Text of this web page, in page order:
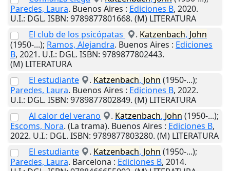
Paredes, Laura. Buenos Aires : Ediciones B, 2020.
U.I.: DGL. ISBN: 9789877801668. (M) LITERATURA
El club de los psicópatas
. Katzenbach, John
(1950-...); Ramos, Alejandra. Buenos Aires : Ediciones
B, 2021. U.I.: DGL. ISBN: 9789877802443.
(M) LITERATURA
El estudiante
. Katzenbach, John (1950-...);
Paredes, Laura. Buenos Aires : Ediciones B, 2022.
U.I.: DGL. ISBN: 9789877802849. (M) LITERATURA
Al calor del verano
. Katzenbach, John (1950-...);
Escoms, Nora. (La trama). Buenos Aires : Ediciones B,
2022. U.I.: DGL. ISBN: 9789877803280. (M) LITERATURA
El estudiante
. Katzenbach, John (1950-...);
Paredes, Laura. Barcelona : Ediciones B, 2014.